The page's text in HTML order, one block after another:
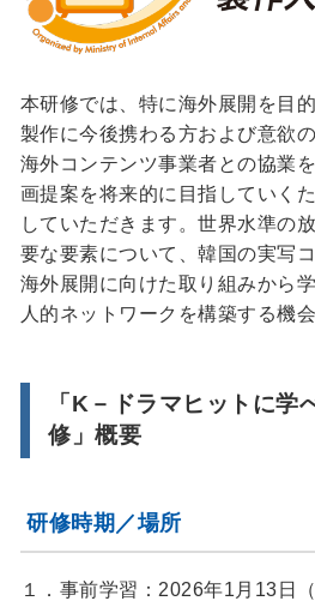
本研修では、特に海外展開を目
製作に今後携わる方および意欲
海外コンテンツ事業者との協業
画提案を将来的に目指していく
していただきます。世界水準の
要な要素について、韓国の実写
海外展開に向けた取り組みから
人的ネットワークを構築する機
「K－ドラマヒットに学
修」概要
研修時期／場所
１．事前学習：2026年1月13日